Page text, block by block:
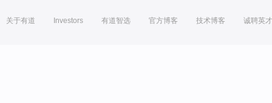
关于有道 Investors 有道智选 官方博客 技术博客 诚聘英才